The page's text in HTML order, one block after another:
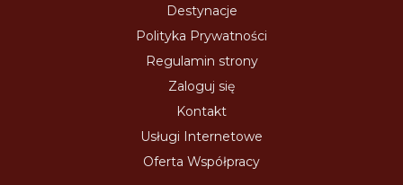
Destynacje
Polityka Prywatności
Regulamin strony
Zaloguj się
Kontakt
Usługi Internetowe
Oferta Współpracy